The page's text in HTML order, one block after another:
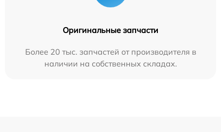
Оригинальные запчасти
Более 20 тыс. запчастей от производителя в
наличии на собственных складах.